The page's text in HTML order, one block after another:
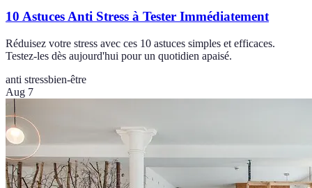
10 Astuces Anti Stress à Tester Immédiatement
Réduisez votre stress avec ces 10 astuces simples et efficaces.
Testez-les dès aujourd'hui pour un quotidien apaisé.
anti stressbien-être
Aug 7